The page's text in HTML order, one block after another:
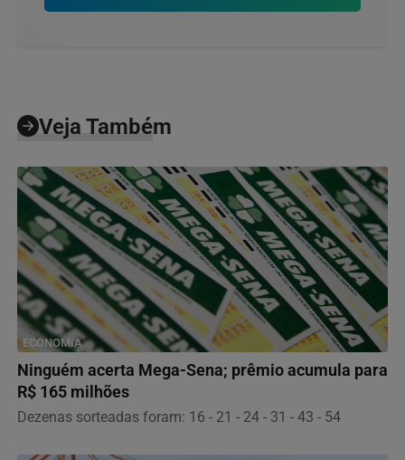
Veja Também
ECONOMIA
Ninguém acerta Mega-Sena; prêmio acumula para
R$ 165 milhões
Dezenas sorteadas foram: 16 - 21 - 24 - 31 - 43 - 54